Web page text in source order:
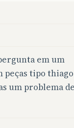
em um
peças tipo
um problema